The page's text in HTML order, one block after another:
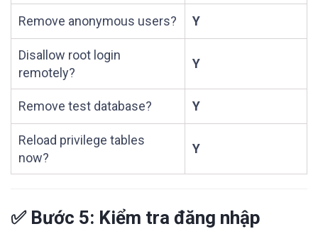
Remove anonymous users? Y
Disallow root login
remotely?
Y
Remove test database? Y
Reload privilege tables
now?
Y
✅ Bước 5: Kiểm tra đăng nhập